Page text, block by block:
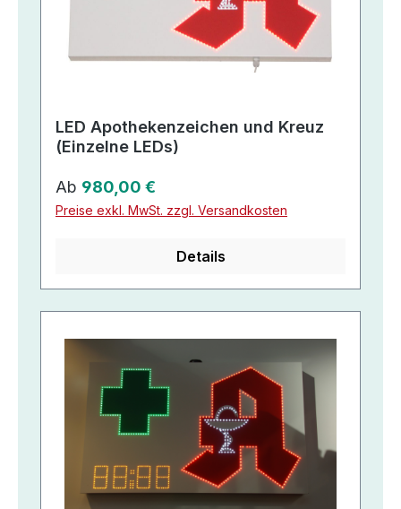
LED Apothekenzeichen und Kreuz
(Einzelne LEDs)
Regulärer Preis:
Ab 980,00 €
Preise exkl. MwSt. zzgl. Versandkosten
Details